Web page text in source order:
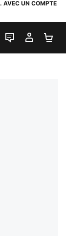
AVEC UN COMPTE
LIVE CHAT
MON